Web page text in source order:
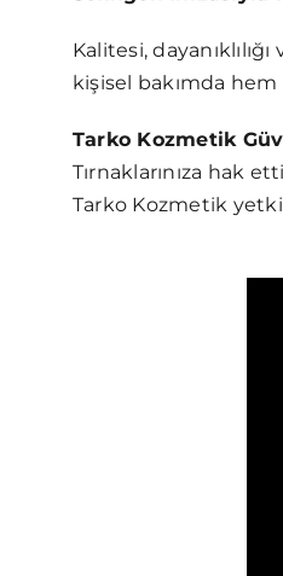
Kalitesi,
kişisel bakımda
Tarko Kozmetik
Tırnaklarınıza hak
Tarko Kozmetik